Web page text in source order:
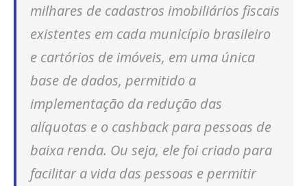
milhares de cadastros imobiliários fiscais
existentes em cada município brasileiro
e cartórios de imóveis, em uma única
base de dados, permitido a
implementação da redução das
alíquotas e o cashback para pessoas de
baixa renda. Ou seja, ele foi criado para
facilitar a vida das pessoas e permitir